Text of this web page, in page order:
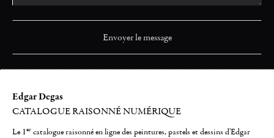
Edgar Degas
CATALOGUE RAISONNÉ NUMÉRIQUE
Le 1er catalogue raisonné en ligne des peintures, pastels et dessins d'Edgar